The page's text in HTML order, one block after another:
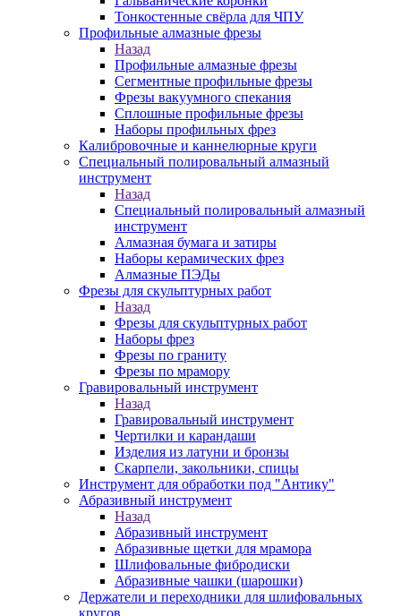
Тонкостенные свёрла для ЧПУ
Профильные алмазные фрезы
Назад
Профильные алмазные фрезы
Сегментные профильные фрезы
Фрезы вакуумного спекания
Сплошные профильные фрезы
Наборы профильных фрез
Калибровочные и каннелюрные круги
Специальный полировальный алмазный
инструмент
Назад
Специальный полировальный алмазный
инструмент
Алмазная бумага и затиры
Наборы керамических фрез
Алмазные ПЭДы
Фрезы для скульптурных работ
Назад
Фрезы для скульптурных работ
Наборы фрез
Фрезы по граниту
Фрезы по мрамору
Гравировальный инструмент
Назад
Гравировальный инструмент
Чертилки и карандаши
Изделия из латуни и бронзы
Скарпели, закольники, спицы
Инструмент для обработки под "Антику"
Абразивный инструмент
Назад
Абразивный инструмент
Абразивные щетки для мрамора
Шлифовальные фибродиски
Абразивные чашки (шарошки)
Держатели и переходники для шлифовальных
кругов